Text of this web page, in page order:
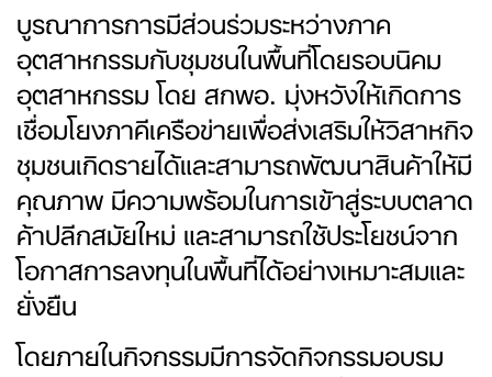
บูรณาการการมีส่วนร่วมระหว่างภาค
อุตสาหกรรมกับชุมชนในพื้นที่โดยรอบนิคม
อุตสาหกรรม โดย สกพอ. มุ่งหวังให้เกิดการ
เชื่อมโยงภาคีเครือข่ายเพื่อส่งเสริมให้วิสาหกิจ
ชุมชนเกิดรายได้และสามารถพัฒนาสินค้าให้มี
คุณภาพ มีความพร้อมในการเข้าสู่ระบบตลาด
ค้าปลีกสมัยใหม่ และสามารถใช้ประโยชน์จาก
โอกาสการลงทุนในพื้นที่ได้อย่างเหมาะสมและ
ยั่งยืน
โดยภายในกิจกรรมมีการจัดกิจกรรมอบรม